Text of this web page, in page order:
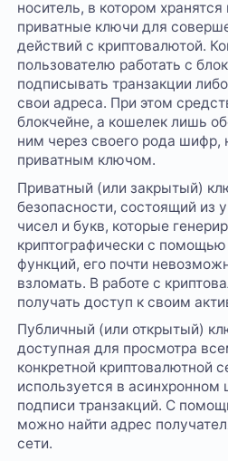
носитель, в котором
приватные ключи для
действий с криптовалютой.
пользователю работать с
подписывать транзакции
свои адреса. При этом
блокчейне, а кошелек лишь
ним через своего рода
приватным ключом.
Приватный (или закрытый)
безопасности, состоящий из
чисел и букв, которые
криптографически с
функций, его почти
взломать. В работе с
получать доступ к своим
Публичный (или открытый)
доступная для просмотра
конкретной криптовалютной
используется в
подписи транзакций. С
можно найти адрес
сети.